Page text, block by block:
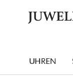
UHREN